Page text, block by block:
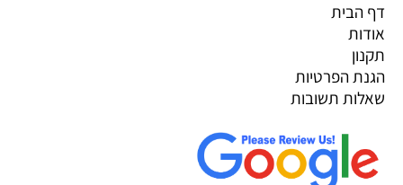
דף הבית
אודות
תקנון
הגנת הפרטיות
שאלות תשובות